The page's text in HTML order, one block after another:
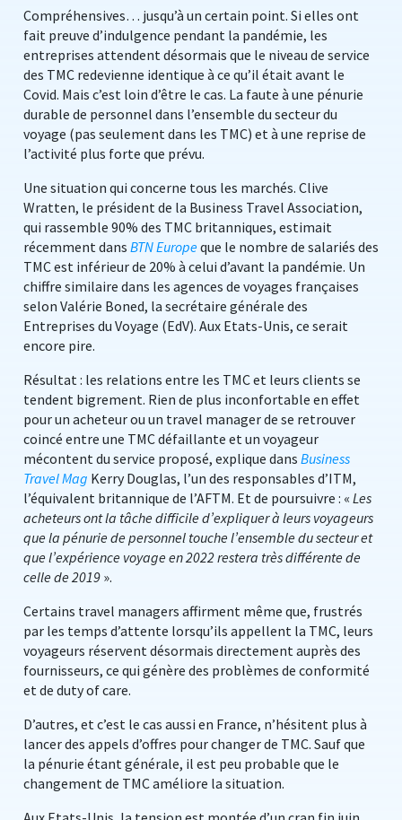
Compréhensives… jusqu’à un certain point. Si elles ont
fait preuve d’indulgence pendant la pandémie, les
entreprises attendent désormais que le niveau de service
des TMC redevienne identique à ce qu’il était avant le
Covid. Mais c’est loin d’être le cas. La faute à une pénurie
durable de personnel dans l’ensemble du secteur du
voyage (pas seulement dans les TMC) et à une reprise de
l’activité plus forte que prévu.
Une situation qui concerne tous les marchés. Clive
Wratten, le président de la Business Travel Association,
qui rassemble 90% des TMC britanniques, estimait
récemment dans BTN Europeque le nombre de salariés des
TMC est inférieur de 20% à celui d’avant la pandémie. Un
chiffre similaire dans les agences de voyages françaises
selon Valérie Boned, la secrétaire générale des
Entreprises du Voyage (EdV). Aux Etats-Unis, ce serait
encore pire.
Résultat : les relations entre les TMC et leurs clients se
tendent bigrement. Rien de plus inconfortable en effet
pour un acheteur ou un travel manager de se retrouver
coincé entre une TMC défaillante et un voyageur
mécontent du service proposé, explique dans Business
Travel Mag Kerry Douglas, l’un des responsables d’ITM,
l’équivalent britannique de l’AFTM. Et de poursuivre : « Les
acheteurs ont la tâche difficile d’expliquer à leurs voyageurs
que la pénurie de personnel touche l’ensemble du secteur et
que l’expérience voyage en 2022 restera très différente de
celle de 2019 ».
Certains travel managers affirment même que, frustrés
par les temps d’attente lorsqu’ils appellent la TMC, leurs
voyageurs réservent désormais directement auprès des
fournisseurs, ce qui génère des problèmes de conformité
et de duty of care.
D’autres, et c’est le cas aussi en France, n’hésitent plus à
lancer des appels d’offres pour changer de TMC. Sauf que
la pénurie étant générale, il est peu probable que le
changement de TMC améliore la situation.